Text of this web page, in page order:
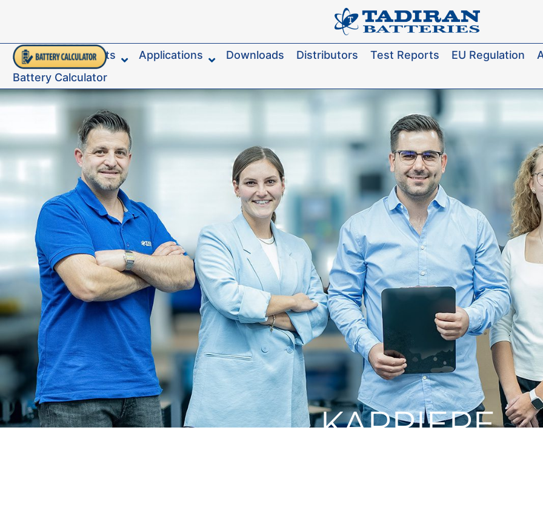
About Products Applications Downloads Distributors Test Reports EU Regulation
Battery Calculator
KARRIERE